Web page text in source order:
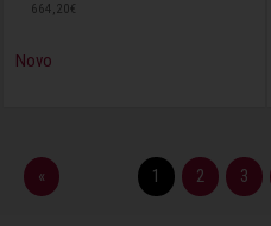
664,20€
Novo
« 1 2 3